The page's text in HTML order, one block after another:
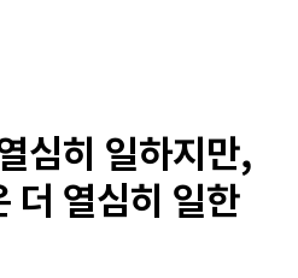
심히 일하지만,
더 열심히 일한